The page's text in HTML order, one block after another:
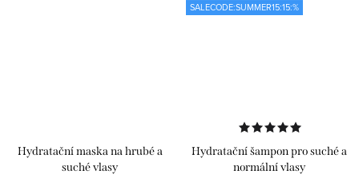
Hydratační maska na hrubé a
suché vlasy
SALECODE:SUMMER15:15:%
Hydratační šampon pro suché a
normální vlasy